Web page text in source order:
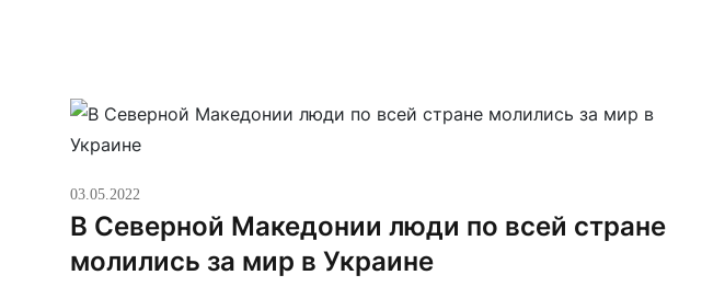
03.05.2022
В Северной Македонии люди по всей стране
молились за мир в Украине